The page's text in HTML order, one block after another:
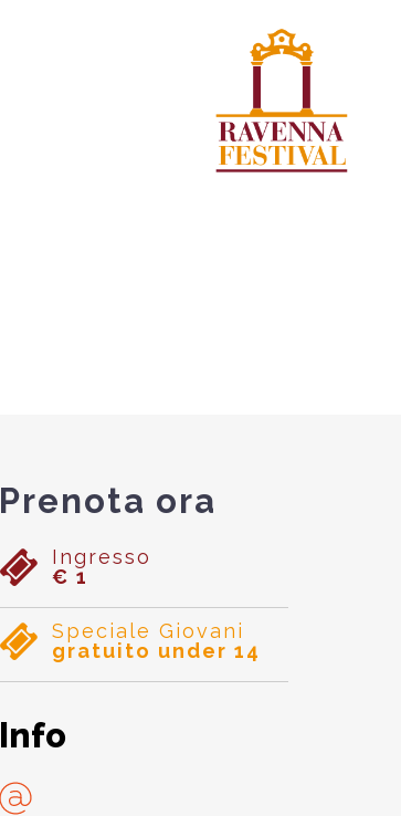
Prenota ora
Ingresso
€ 1
Speciale Giovani
gratuito under 14
Info